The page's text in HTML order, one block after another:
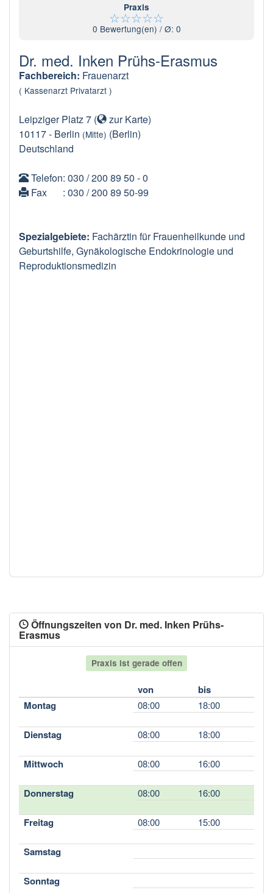
Praxis
☆☆☆☆☆
0 Bewertung(en) / Ø: 0
Dr. med. Inken Prühs-Erasmus
Fachbereich: Frauenarzt
( Kassenarzt Privatarzt )
Leipziger Platz 7 ( zur Karte)
10117- Berlin (Mitte) (Berlin)
Deutschland
Telefon: 030 / 200 89 50 - 0
Fax
: 030 / 200 89 50-99
Spezialgebiete: Fachärztin für Frauenheilkunde und
Geburtshilfe, Gynäkologische Endokrinologie und
Reproduktionsmedizin
Öffnungszeiten von Dr. med. Inken Prühs-
Erasmus
Praxis ist gerade offen
von
bis
Montag
08:00 18:00
Dienstag 08:00 18:00
Mittwoch 08:00 16:00
Donnerstag 08:00 16:00
Freitag 08:00 15:00
Samstag
Sonntag